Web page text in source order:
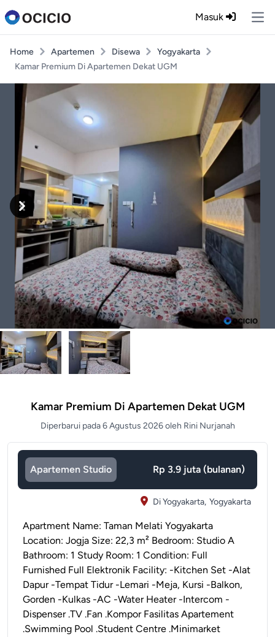
Masuk
Home Apartemen Disewa
Yogyakarta
Kamar Premium Di Apartemen Dekat UGM
Previous
Next
Kamar Premium Di Apartemen Dekat UGM
Diperbarui pada 6 Agustus 2026 oleh Rini Nurjanah
Apartemen Studio Rp 3.9 juta (bulanan)
Di Yogyakarta, Yogyakarta
Apartment Name: Taman Melati Yogyakarta
Location: Jogja Size: 22,3 m² Bedroom: Studio A
Bathroom: 1 Study Room: 1 Condition: Full
Furnished Full Elektronik Facility: -Kitchen Set -Alat
Dapur -Tempat Tidur -Lemari -Meja, Kursi -Balkon,
Gorden -Kulkas -AC -Water Heater -Intercom -
Dispenser .TV .Fan .Kompor Fasilitas Apartement
.Swimming Pool .Student Centre .Minimarket